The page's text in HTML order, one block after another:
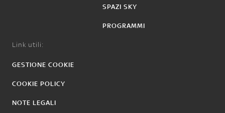
SPAZI SKY
PROGRAMMI
Link utili:
GESTIONE COOKIE
COOKIE POLICY
NOTE LEGALI